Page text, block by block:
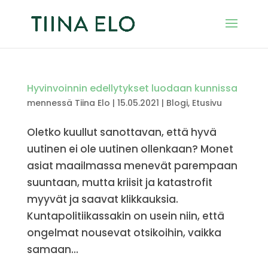
Hyvinvoinnin edellytykset luodaan kunnissa
mennessä Tiina Elo | 15.05.2021 | Blogi, Etusivu
Oletko kuullut sanottavan, että hyvä
uutinen ei ole uutinen ollenkaan? Monet
asiat maailmassa menevät parempaan
suuntaan, mutta kriisit ja katastrofit
myyvät ja saavat klikkauksia.
Kuntapolitiikassakin on usein niin, että
ongelmat nousevat otsikoihin, vaikka
samaan...